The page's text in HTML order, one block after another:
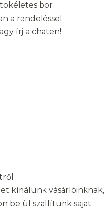
bor
a rendeléssel
írj a chaten!
kínálunk vásárlóinknak,
belül szállítunk saját